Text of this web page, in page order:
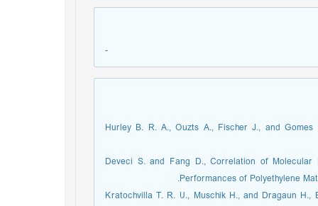
-
1. Hurley B. R. A., Ouzts A., Fischer J., and
2. Deveci S. and Fang D., Correlation of
Performances of Polyethylene
3. Kratochvilla T. R. U., Muschik H., and Dragaun